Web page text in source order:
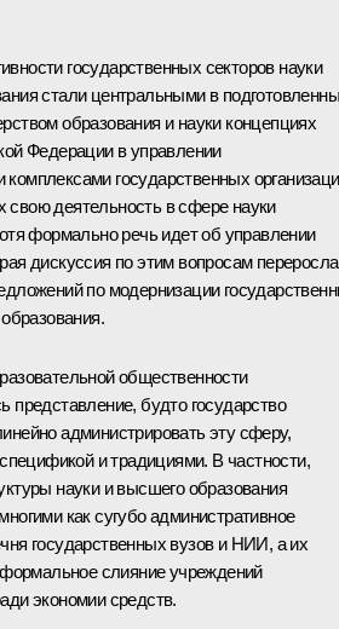
государственных секторов науки
стали центральными в
образования и науки концепциях
Федерации в управлении
государственных
деятельность в сфере науки
формально речь идет об управлении
дискуссия по этим вопросам переросла
по модернизации
общественности
представление, будто государство
администрировать эту сферу,
и традициями. В частности,
науки и высшего образования
как сугубо административное
государственных вузов и НИИ, а их
формальное слияние учреждений
экономии средств.